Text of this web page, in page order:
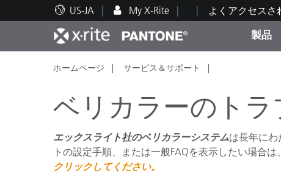
US-JA My X-Rite よくアクセス
製品
人気製品ランキング
印刷＆パッケージ印刷
テクニカルサポート
教育関連資料
ホームページ サービス＆サポート
ベリカラーのト
エックスライト社のベリカラーシステムは長年にわ
トの設定手順、または一般FAQを表示したい場合
クリックしてください。